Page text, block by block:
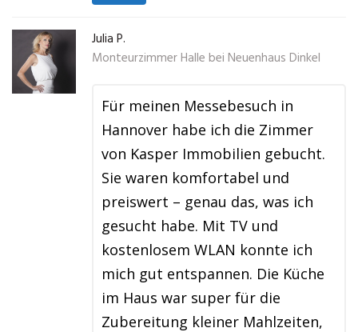
Julia P.
Monteurzimmer Halle bei Neuenhaus Dinkel
Für meinen Messebesuch in
Hannover habe ich die Zimmer
von Kasper Immobilien gebucht.
Sie waren komfortabel und
preiswert – genau das, was ich
gesucht habe. Mit TV und
kostenlosem WLAN konnte ich
mich gut entspannen. Die Küche
im Haus war super für die
Zubereitung kleiner Mahlzeiten,